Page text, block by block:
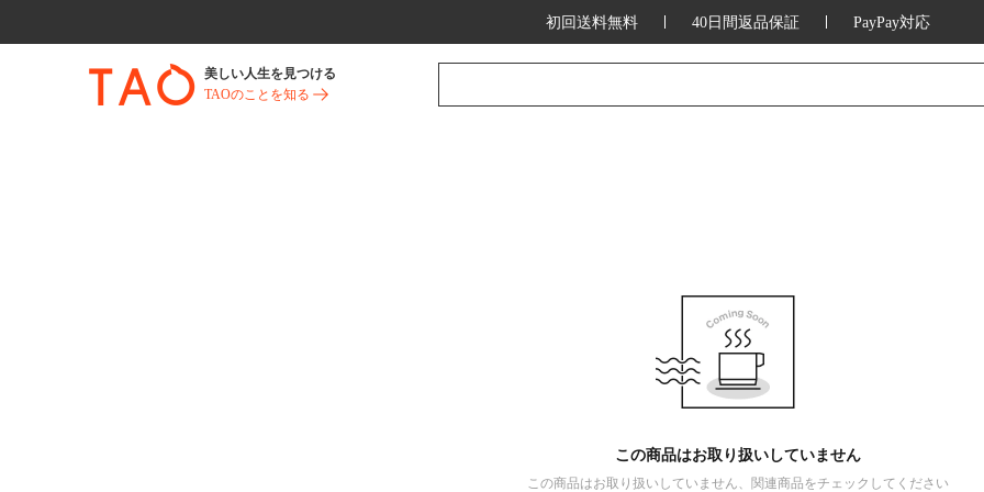
初回送料無料 40日間返品保証 PayPay対応
美しい人生を見つける
TAOのことを知る
この商品はお取り扱いしていません
この商品はお取り扱いしていません、関連商品をチェックしてください